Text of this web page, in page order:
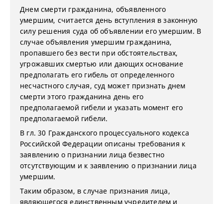
Днем смерти гражданина, объявленного
умершим, считается день вступления в законную
силу решения суда об объявлении его умершим. В
случае объявления умершим гражданина,
пропавшего без вести при обстоятельствах,
угрожавших смертью или дающих основание
предполагать его гибель от определенного
несчастного случая, суд может признать днем
смерти этого гражданина день его
предполагаемой гибели и указать момент его
предполагаемой гибели.
В гл. 30 Гражданского процессуального кодекса
Российской Федерации описаны требования к
заявлению о признании лица безвестно
отсутствующим и к заявлению о признании лица
умершим.
Таким образом, в случае признания лица,
являющегося единственным учредителем и